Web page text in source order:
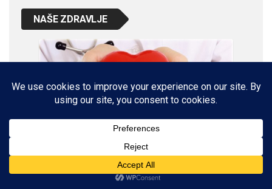
NAŠE ZDRAVLJE
VETERINARSKI KUTAK